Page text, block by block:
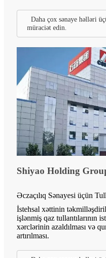
Daha çox sənaye həlləri
müraciət edin.
Shiyao Holding
Əczaçılıq Sənayesi üçün
İstehsal xəttinin
işlənmiş qaz tullantılarının
xərclərinin azaldılması və
artırılması.